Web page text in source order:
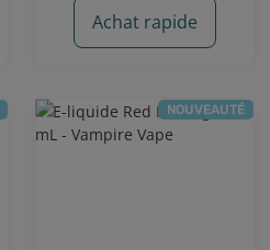
Achat rapide
NOUVEAUTÉ